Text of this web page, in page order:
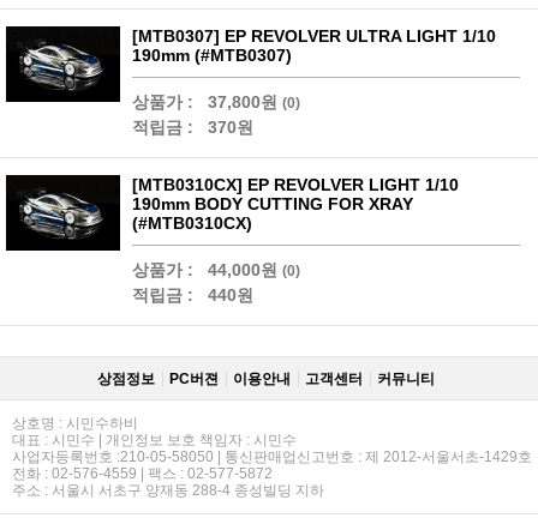
[MTB0307] EP REVOLVER ULTRA LIGHT 1/10
190mm (#MTB0307)
상품가 : 37,800원 (0)
적립금 : 370원
[MTB0310CX] EP REVOLVER LIGHT 1/10
190mm BODY CUTTING FOR XRAY
(#MTB0310CX)
상품가 : 44,000원 (0)
적립금 : 440원
상점정보 PC버젼 이용안내 고객센터 커뮤니티
상호명 : 시민수하비
대표 : 시민수 | 개인정보 보호 책임자 : 시민수
사업자등록번호 :210-05-58050 | 통신판매업신고번호 : 제 2012-서울서초-1429호
전화 : 02-576-4559 | 팩스 : 02-577-5872
주소 : 서울시 서초구 양재동 288-4 종성빌딩 지하